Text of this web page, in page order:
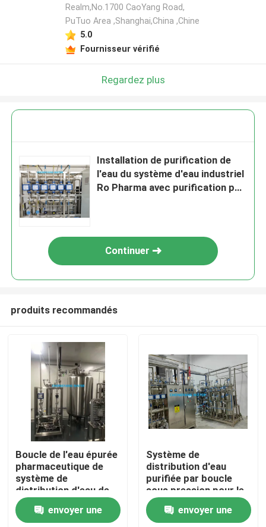
Maison
Produits
Vidéos
Realm,No.1700 CaoYang Road,
PuTuo Area ,Shanghai,China ,Chine
5.0
Fournisseur vérifié
Regardez plus
Installation de purification de
l'eau du système d'eau industriel
Ro Pharma avec purification par
Continuer
produits recommandés
Boucle de l'eau épurée
pharmaceutique de
système de
distribution d'eau de
boucle de SS304L
SS316Lenvoyer une
Système de
distribution d'eau
purifiée par boucle
sous pression pour le
système d'injection
envoyer une